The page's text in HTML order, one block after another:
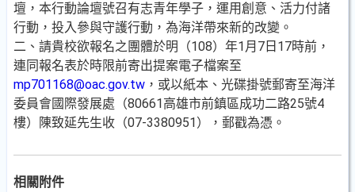
壇，本行動論壇號召有志青年學子，運用創意、活力付諸
行動，投入參與守護行動，為海洋帶來新的改變。
二、請貴校欲報名之團體於明（108）年1月7日17時前，
連同報名表於時限前寄出提案電子檔案至
mp701168@oac.gov.tw ，或以紙本、光碟掛號郵寄至海洋
委員會國際發展處（80661高雄市前鎮區成功二路25號4
樓）陳致延先生收（07-3380951），郵戳為憑。
相關附件